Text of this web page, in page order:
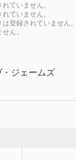
ていません。
ていません。
登録されていません。
ん。
ジェームズ